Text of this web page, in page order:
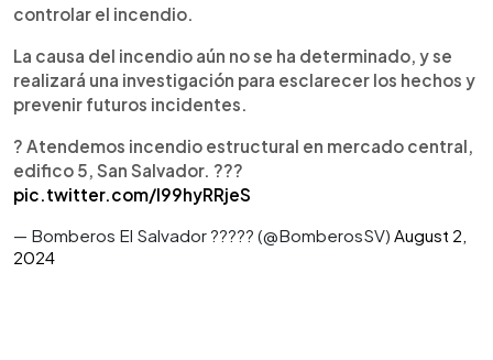
controlar el incendio.
La causa del incendio aún no se ha determinado, y se
realizará una investigación para esclarecer los hechos y
prevenir futuros incidentes.
? Atendemos incendio estructural en mercado central,
edifico 5, San Salvador. ?‍??
pic.twitter.com/l99hyRRjeS
— Bomberos El Salvador ?‍???? (@BomberosSV) August 2,
2024